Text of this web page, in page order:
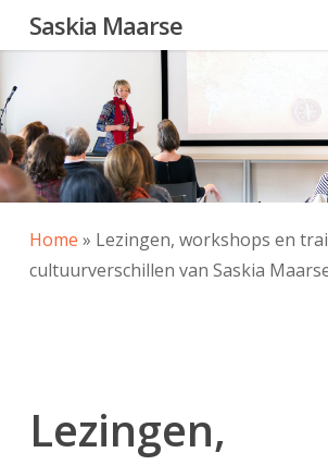
Skip
to
content
Saskia Maarse
Home » Lezingen, workshops en
cultuurverschillen van Saskia
Lezingen,